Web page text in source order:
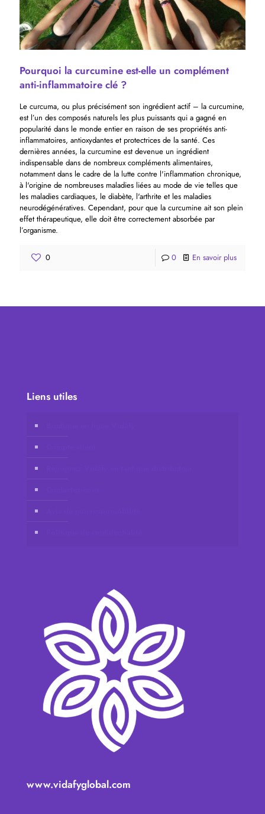
Pourquoi la curcumine est-elle un complément
anti-inflammatoire clé ?
Le curcuma, ou plus précisément son ingrédient actif – la curcumine,
est l’un des composés naturels les plus puissants qui a gagné en
popularité dans le monde entier en raison de ses propriétés anti-
inflammatoires, antioxydantes et protectrices de la santé. Ces
dernières années, la curcumine est devenue un ingrédient
indispensable dans de nombreux compléments alimentaires,
notamment dans le cadre de la lutte contre l'inflammation chronique,
à l'origine de nombreuses maladies liées au mode de vie telles que
les maladies cardiaques, le diabète, l'arthrite et les maladies
neurodégénératives. Cependant, pour que la curcumine ait son plein
effet thérapeutique, elle doit être correctement absorbée par
l’organisme.
0 0 En savoir plus
Liens utiles
www.vidafyglobal.com